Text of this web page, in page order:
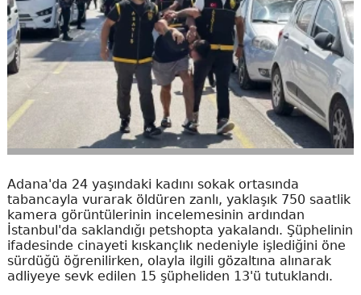
Adana'da 24 yaşındaki kadını sokak ortasında
tabancayla vurarak öldüren zanlı, yaklaşık 750 saatlik
kamera görüntülerinin incelemesinin ardından
İstanbul'da saklandığı petshopta yakalandı. Şüphelinin
ifadesinde cinayeti kıskançlık nedeniyle işlediğini öne
sürdüğü öğrenilirken, olayla ilgili gözaltına alınarak
adliyeye sevk edilen 15 şüpheliden 13'ü tutuklandı.